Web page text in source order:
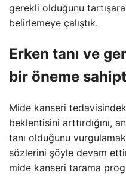
gerekli olduğunu
belirlemeye çalıştık.
Erken tanı ve
bir öneme
Mide kanseri
beklentisini arttırdığını,
tanı olduğunu
sözlerini şöyle devam
mide kanseri tarama